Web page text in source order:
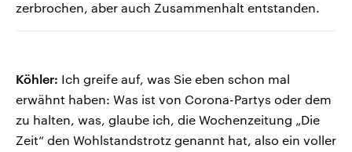
zerbrochen, aber auch Zusammenhalt entstanden.
Köhler: Ich greife auf, was Sie eben schon mal
erwähnt haben: Was ist von Corona-Partys oder dem
zu halten, was, glaube ich, die Wochenzeitung „Die
Zeit“ den Wohlstandstrotz genannt hat, also ein voller